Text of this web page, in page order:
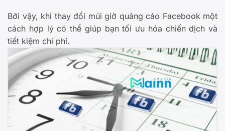
Bởi vậy, khi thay đổi múi giờ quảng cáo Facebook một
cách hợp lý có thể giúp bạn tối ưu hóa chiến dịch và
tiết kiệm chi phí.